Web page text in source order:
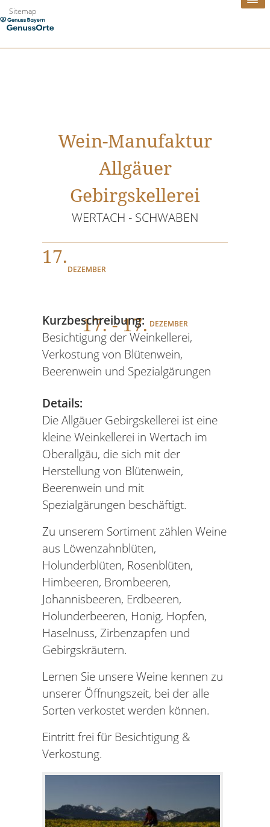
Zum
Inhalt
Sitemap
Wein-Manufaktur
Allgäuer
Gebirgskellerei
WERTACH - SCHWABEN
17.
DEZEMBER
17. - 17. DEZEMBER
Kurzbeschreibung:
Besichtigung der Weinkellerei,
Verkostung von Blütenwein,
Beerenwein und Spezialgärungen
Details:
Die Allgäuer Gebirgskellerei ist eine
kleine Weinkellerei in Wertach im
Oberallgäu, die sich mit der
Herstellung von Blütenwein,
Beerenwein und mit
Spezialgärungen beschäftigt.
Zu unserem Sortiment zählen Weine
aus Löwenzahnblüten,
Holunderblüten, Rosenblüten,
Himbeeren, Brombeeren,
Johannisbeeren, Erdbeeren,
Holunderbeeren, Honig, Hopfen,
Haselnuss, Zirbenzapfen und
Gebirgskräutern.
Lernen Sie unsere Weine kennen zu
unserer Öffnungszeit, bei der alle
Sorten verkostet werden können.
Eintritt frei für Besichtigung &
Verkostung.